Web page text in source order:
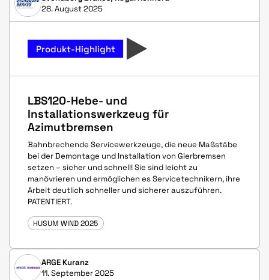
28. August 2025
Produkt-Highlight
LBS120-Hebe- und
Installationswerkzeug für
Azimutbremsen
Bahnbrechende Servicewerkzeuge, die neue Maßstäbe
bei der Demontage und Installation von Gierbremsen
setzen – sicher und schnell! Sie sind leicht zu
manövrieren und ermöglichen es Servicetechnikern, ihre
Arbeit deutlich schneller und sicherer auszuführen.
PATENTIERT.
HUSUM WIND 2025
ARGE Kuranz
11. September 2025